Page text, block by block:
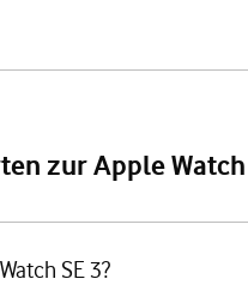
zur Apple Watch
SE 3?